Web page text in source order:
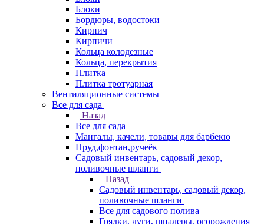
Блоки
Бордюры, водостоки
Кирпич
Кирпичи
Кольца колодезные
Кольца, перекрытия
Плитка
Плитка тротуарная
Вентиляционные системы
Все для сада
Назад
Все для сада
Мангалы, качели, товары для барбекю
Пруд,фонтан,ручеёк
Садовый инвентарь, садовый декор,
поливочные шланги
Назад
Садовый инвентарь, садовый декор,
поливочные шланги
Все для садового полива
Грядки, дуги, шпалеры, огорождения